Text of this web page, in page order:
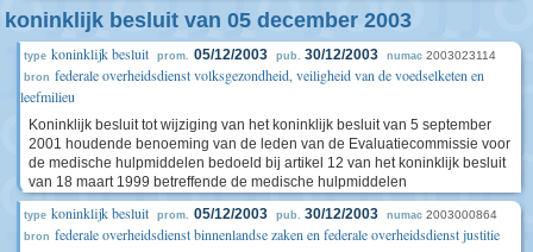
koninklijk besluit van 05 december 2003
type koninklijk besluit prom. 05/12/2003 pub. 30/12/2003 numac 2003023114
bron federale overheidsdienst volksgezondheid, veiligheid van de voedselketen en
leefmilieu
Koninklijk besluit tot wijziging van het koninklijk besluit van 5 september
2001 houdende benoeming van de leden van de Evaluatiecommissie voor
de medische hulpmiddelen bedoeld bij artikel 12 van het koninklijk besluit
van 18 maart 1999 betreffende de medische hulpmiddelen
type koninklijk besluit prom. 05/12/2003 pub. 30/12/2003 numac 2003000864
bron federale overheidsdienst binnenlandse zaken en federale overheidsdienst justitie